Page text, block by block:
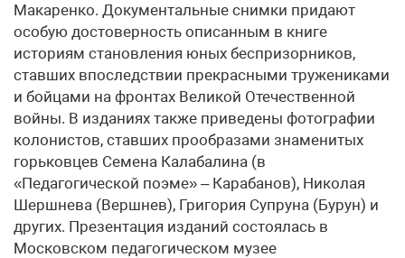
Макаренко. Документальные снимки придают
особую достоверность описанным в книге
историям становления юных беспризорников,
ставших впоследствии прекрасными тружениками
и бойцами на фронтах Великой Отечественной
войны. В изданиях также приведены фотографии
колонистов, ставших прообразами знаменитых
горьковцев Семена Калабалина (в
«Педагогической поэме» – Карабанов), Николая
Шершнева (Вершнев), Григория Супруна (Бурун) и
других. Презентация изданий состоялась в
Московском педагогическом музее